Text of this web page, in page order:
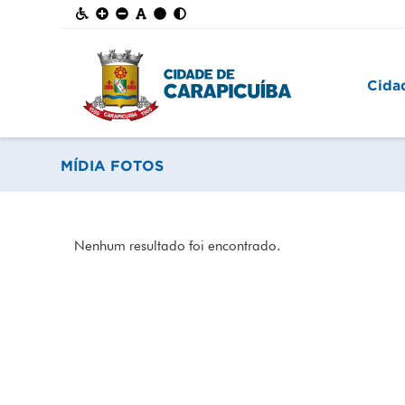
MÍDIA FOTOS
Nenhum resultado foi encontrado.